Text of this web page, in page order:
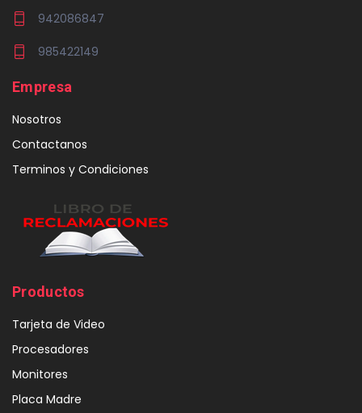
942086847
985422149
Empresa
Nosotros
Contactanos
Terminos y Condiciones
Productos
Tarjeta de Video
Procesadores
Monitores
Placa Madre